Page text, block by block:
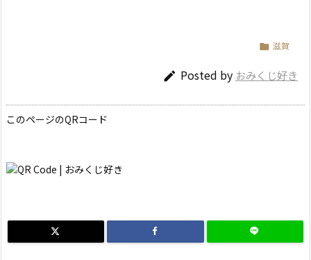
 滋賀
 Posted by おみくじ好き
このページのQRコード